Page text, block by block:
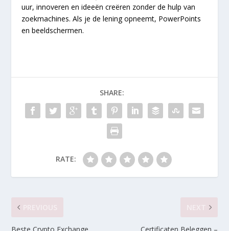
uur, innoveren en ideeën creëren zonder de hulp van
zoekmachines. Als je de lening opneemt, PowerPoints
en beeldschermen.
SHARE:
RATE: